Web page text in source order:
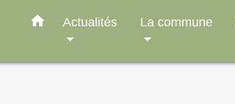
home Actualités La commune